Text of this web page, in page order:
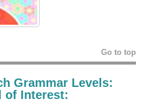
Go to top
Grammar Levels:
of Interest: